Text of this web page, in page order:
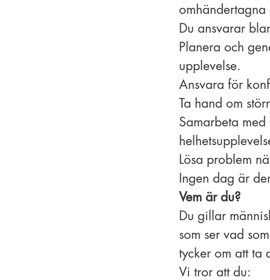
Du ansvarar
Planera och
upplevelse.
Ansvara för
Ta hand om
Samarbeta
Lösa problem
Ingen dag är
Vem är du?
Du gillar
som ser vad
tycker om att ta
Vi tror att du: